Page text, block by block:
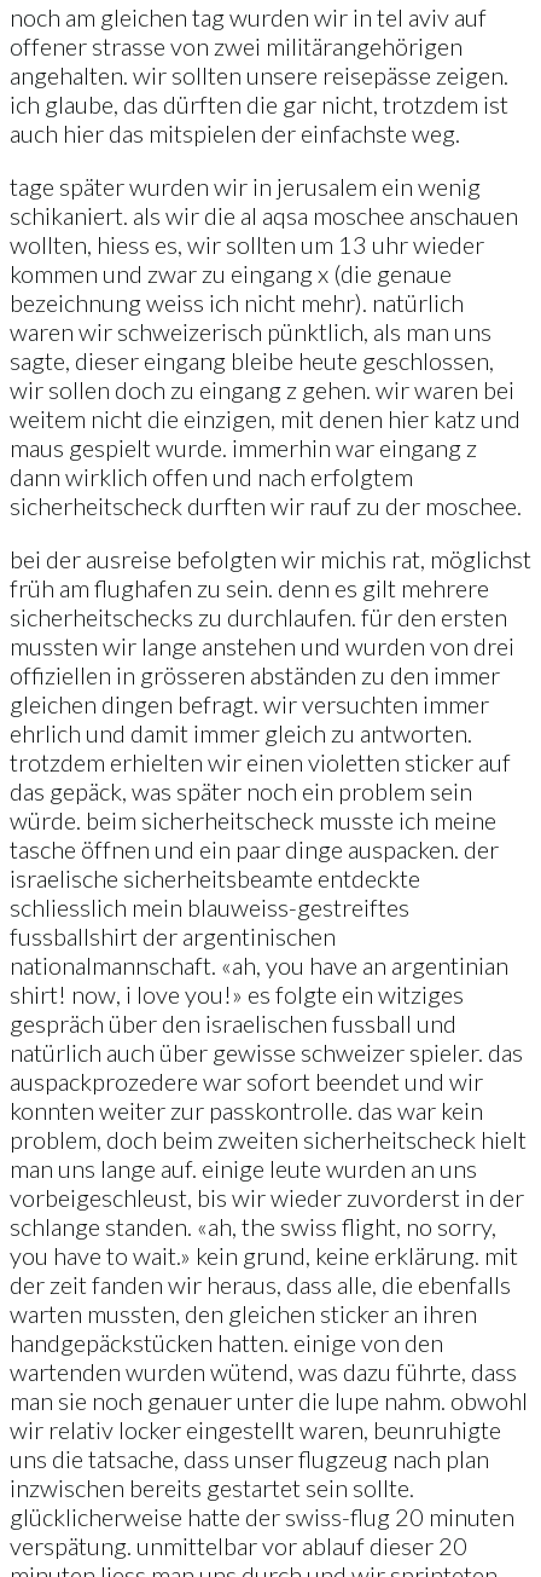
noch am gleichen tag wurden wir in tel aviv auf
offener strasse von zwei militärangehörigen
angehalten. wir sollten unsere reisepässe zeigen.
ich glaube, das dürften die gar nicht, trotzdem ist
auch hier das mitspielen der einfachste weg.
tage später wurden wir in jerusalem ein wenig
schikaniert. als wir die al aqsa moschee anschauen
wollten, hiess es, wir sollten um 13 uhr wieder
kommen und zwar zu eingang x (die genaue
bezeichnung weiss ich nicht mehr). natürlich
waren wir schweizerisch pünktlich, als man uns
sagte, dieser eingang bleibe heute geschlossen,
wir sollen doch zu eingang z gehen. wir waren bei
weitem nicht die einzigen, mit denen hier katz und
maus gespielt wurde. immerhin war eingang z
dann wirklich offen und nach erfolgtem
sicherheitscheck durften wir rauf zu der moschee.
bei der ausreise befolgten wir michis rat, möglichst
früh am flughafen zu sein. denn es gilt mehrere
sicherheitschecks zu durchlaufen. für den ersten
mussten wir lange anstehen und wurden von drei
offiziellen in grösseren abständen zu den immer
gleichen dingen befragt. wir versuchten immer
ehrlich und damit immer gleich zu antworten.
trotzdem erhielten wir einen violetten sticker auf
das gepäck, was später noch ein problem sein
würde. beim sicherheitscheck musste ich meine
tasche öffnen und ein paar dinge auspacken. der
israelische sicherheitsbeamte entdeckte
schliesslich mein blauweiss-gestreiftes
fussballshirt der argentinischen
nationalmannschaft. «ah, you have an argentinian
shirt! now, i love you!» es folgte ein witziges
gespräch über den israelischen fussball und
natürlich auch über gewisse schweizer spieler. das
auspackprozedere war sofort beendet und wir
konnten weiter zur passkontrolle. das war kein
problem, doch beim zweiten sicherheitscheck hielt
man uns lange auf. einige leute wurden an uns
vorbeigeschleust, bis wir wieder zuvorderst in der
schlange standen. «ah, the swiss flight, no sorry,
you have to wait.» kein grund, keine erklärung. mit
der zeit fanden wir heraus, dass alle, die ebenfalls
warten mussten, den gleichen sticker an ihren
handgepäckstücken hatten. einige von den
wartenden wurden wütend, was dazu führte, dass
man sie noch genauer unter die lupe nahm. obwohl
wir relativ locker eingestellt waren, beunruhigte
uns die tatsache, dass unser flugzeug nach plan
inzwischen bereits gestartet sein sollte.
glücklicherweise hatte der swiss-flug 20 minuten
verspätung. unmittelbar vor ablauf dieser 20